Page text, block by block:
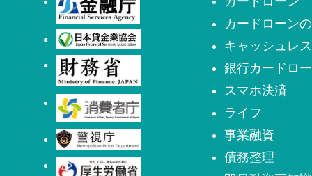
カードローン
キャッシュレス
銀行カードロ
スマホ決済
ライフ
事業融資
債務整理